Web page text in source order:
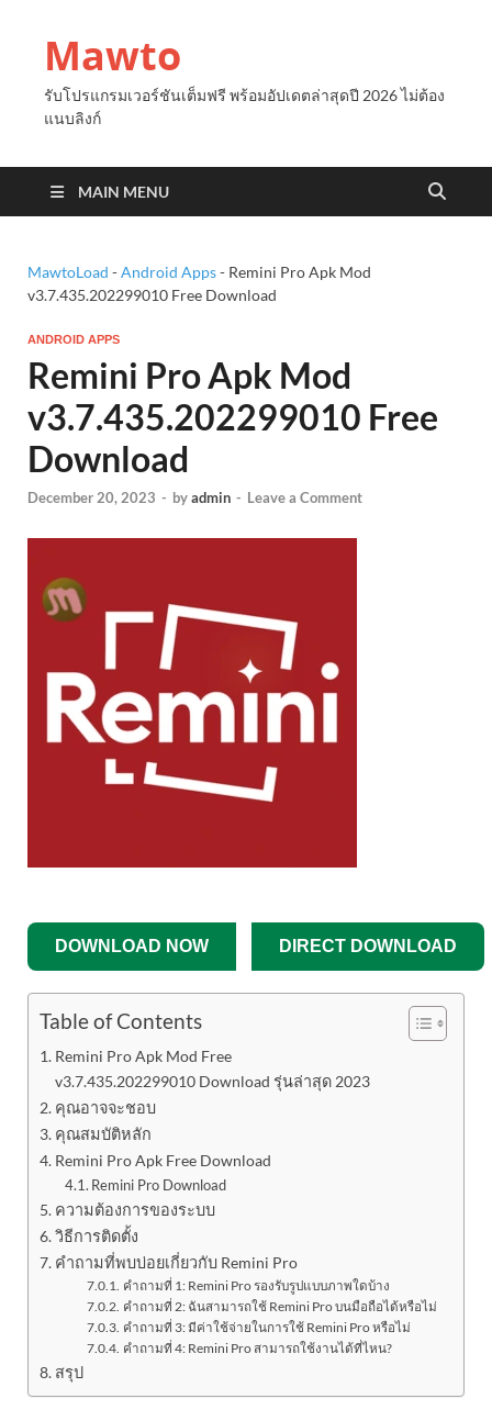
Mawto
รับโปรแกรมเวอร์ชันเต็มฟรี พร้อมอัปเดตล่าสุดปี 2026 ไม่ต้อง
แนบลิงก์
MAIN MENU
MawtoLoad -Android Apps- Remini Pro Apk Mod
v3.7.435.202299010 Free Download
ANDROID APPS
Remini Pro Apk Mod
v3.7.435.202299010 Free
Download
December 20, 2023 - byadmin - Leave a Comment
DOWNLOAD NOW DIRECT DOWNLOAD
Table of Contents
Remini Pro Apk Mod Free
v3.7.435.202299010 Download รุ่นล่าสุด 2023
คุณอาจจะชอบ
คุณสมบัติหลัก
Remini Pro Apk Free Download
Remini Pro Download
ความต้องการของระบบ
วิธีการติดตั้ง
คำถามที่พบบ่อยเกี่ยวกับ Remini Pro
คำถามที่ 1: Remini Pro รองรับรูปแบบภาพใดบ้าง
คำถามที่ 2: ฉันสามารถใช้ Remini Pro บนมือถือได้หรือไม่
คำถามที่ 3: มีค่าใช้จ่ายในการใช้ Remini Pro หรือไม่
คำถามที่ 4: Remini Pro สามารถใช้งานได้ที่ไหน?
สรุป